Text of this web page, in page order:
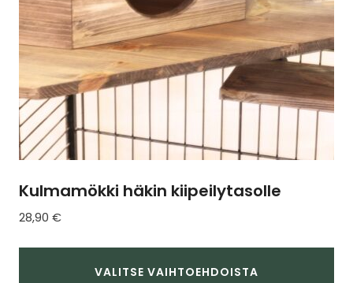
sivulla.
Kulmamökki häkin kiipeilytasolle
28,90 €
VALITSE VAIHTOEHDOISTA